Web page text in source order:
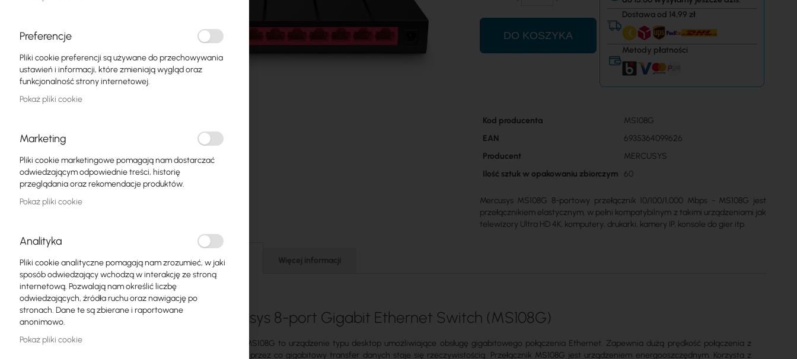
Switch
Punkty dostępowe
Kable koncentryczne
Zasilanie
GPON
Kable LAN
Routery LAN
Licencje MikroTik
Monitoring, Smart Home IoT
Zewnętrzne urządzenia WiFi
Przejdź
na
DO KOSZYKA
Dostawa od 14,99 zł
Metody płatności
Więcej
Kod producenta
MS108G
EAN
6935364099626
Producent
MERCUSYS
Ilość sztuk w opakowaniu zbiorczym
60
Mercusys MS108G 8-portowy przełącznik 10/100/1,000 Mbps - MS108G jest
przełącznikiem elastycznym, w pełni kompatybilnym z takimi urządzeniami jak
telewizory Ultra HD 4K, komputery, drukarki, kamery IP, konsole do gier itp.
Szczegóły Więcej informacji
Mercusys 8-port Gigabit Ethernet Switch (MS108G)
Mercusys MS108G to urządzenie typu desktop umożliwiające obsługę gigabitowego połączenia Ethernet. Zapewnia dużą prędkość połączenia z
serwerem, przez co gigabitowy transfer danych staje się rzeczywistością. Przełącznik MS108G jest urządzeniem energooszczędnym. Korzysta z
Preferencje
Pliki cookie preferencji są używane do przechowywania
ustawień i informacji, które zmieniają wygląd oraz
funkcjonalność strony internetowej.
Pokaż pliki cookie
Marketing
Pliki cookie marketingowe pomagają nam dostarczać
odwiedzającym odpowiednie treści, historię
przeglądania oraz rekomendacje produktów.
Pokaż pliki cookie
Analityka
Pliki cookie analityczne pomagają nam zrozumieć, w jaki
sposób odwiedzający wchodzą w interakcję ze stroną
internetową. Pozwalają nam określić liczbę
odwiedzających, źródła ruchu oraz nawigację po
stronach. Dane te są zbierane i raportowane
anonimowo.
Pokaż pliki cookie